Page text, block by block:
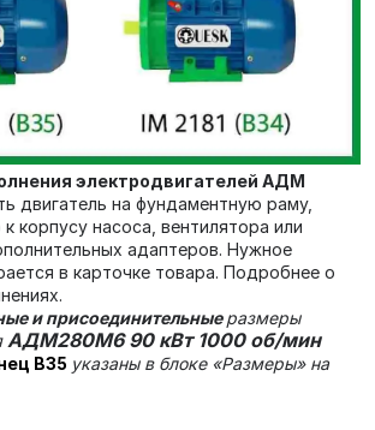
электродвигателей АДМ
двигатель на фундаментную раму,
корпусу насоса, вентилятора или
адаптеров. Нужное
в карточке товара. Подробнее о
и присоединительныеразмеры
АДМ280М6 90 кВт 1000 об/мин
В35 указаны в блоке «Размеры» на